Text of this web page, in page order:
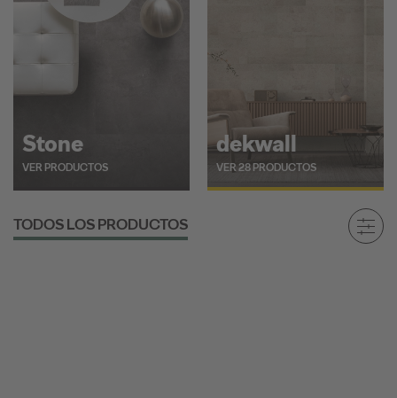
Stone
VER PRODUCTOS
dekwall
VER 28 PRODUCTOS
TODOS LOS PRODUCTOS